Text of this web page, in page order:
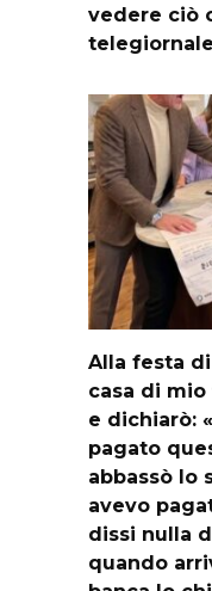
vedere ciò
Alla festa
casa di
e dichiarò:
pagato
abbassò lo
avevo
dissi nulla
quando